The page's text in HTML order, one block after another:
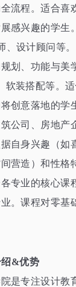
流程。适合喜
感兴趣的学生
、设计顾问等。
划、功能与美
软装搭配等。
创意落地的学
公司、房地产
自身兴趣（如
营造）和性格
专业的核心课
。课程对零基
&优势
是专注设计教